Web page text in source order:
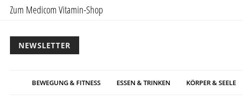
Zum Medicom Vitamin-Shop
NEWSLETTER
BEWEGUNG & FITNESS ESSEN & TRINKEN KÖRPER & SEELE